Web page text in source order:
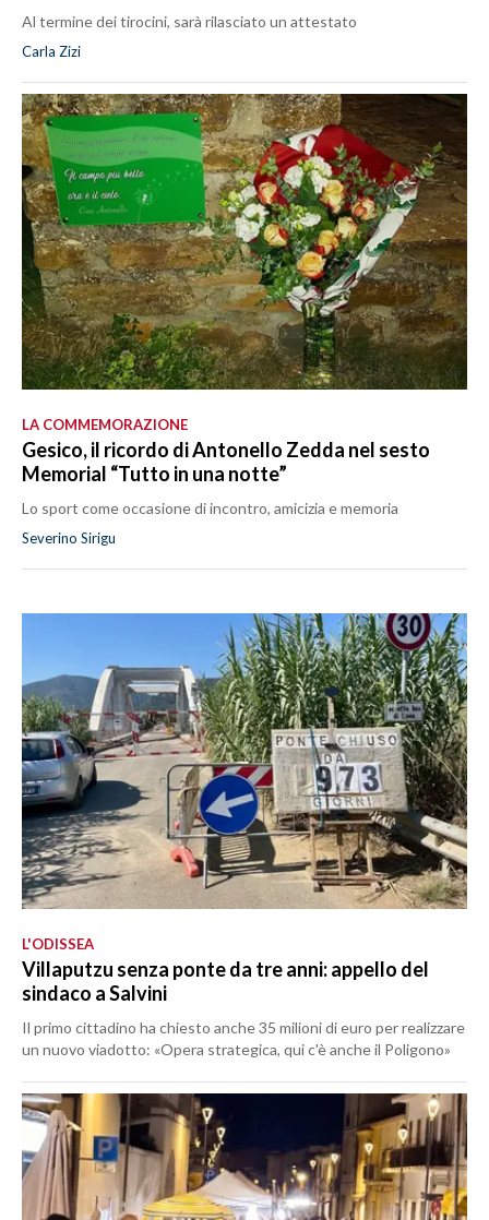
Al termine dei tirocini, sarà rilasciato un attestato
Carla Zizi
LA COMMEMORAZIONE
Gesico, il ricordo di Antonello Zedda nel sesto
Memorial “Tutto in una notte”
Lo sport come occasione di incontro, amicizia e memoria
Severino Sirigu
L'ODISSEA
Villaputzu senza ponte da tre anni: appello del
sindaco a Salvini
Il primo cittadino ha chiesto anche 35 milioni di euro per realizzare
un nuovo viadotto: «Opera strategica, qui c'è anche il Poligono»